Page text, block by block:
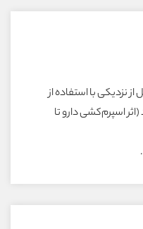
۰ ساعت قبل از نزديکى با استفاده از
اسپرم‌کشى دارو تا